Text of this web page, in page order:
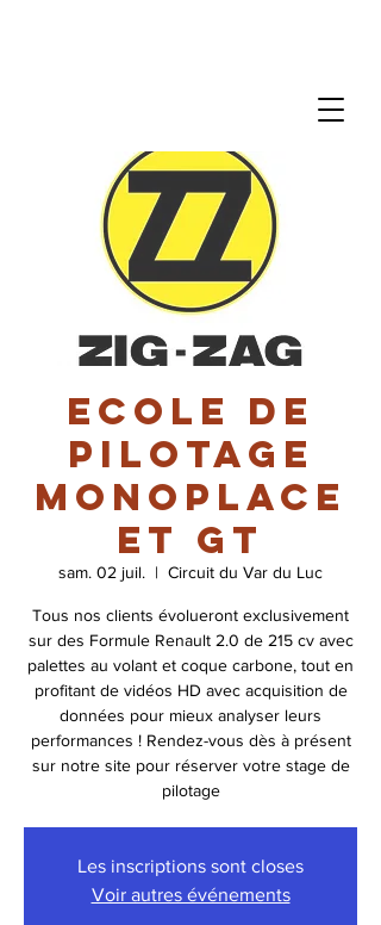
Ecole de
pilotage
monoplace
et GT
sam. 02 juil.
  |
Circuit du Var du Luc
Tous nos clients évolueront exclusivement
sur des Formule Renault 2.0 de 215 cv avec
palettes au volant et coque carbone, tout en
profitant de vidéos HD avec acquisition de
données pour mieux analyser leurs
performances ! Rendez-vous dès à présent
sur notre site pour réserver votre stage de
pilotage
Les inscriptions sont closes
Voir autres événements